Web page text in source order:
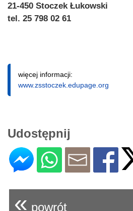
21-450 Stoczek Łukowski
tel. 25 798 02 61
więcej informacji:
www.zsstoczek.edupage.org
Udostępnij
« powrót